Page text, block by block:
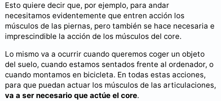
Esto quiere decir que, por ejemplo, para andar
necesitamos evidentemente que entren acción los
músculos de las piernas, pero también se hace necesaria e
imprescindible la acción de los músculos del core.
Lo mismo va a ocurrir cuando queremos coger un objeto
del suelo, cuando estamos sentados frente al ordenador, o
cuando montamos en bicicleta. En todas estas acciones,
para que puedan actuar los músculos de las articulaciones,
va a ser necesario que actúe el core.